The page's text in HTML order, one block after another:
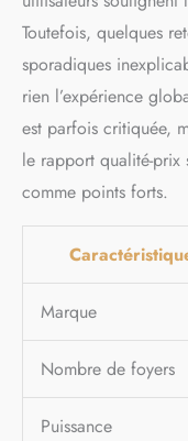
Toutefois, quelques
sporadiques
rien l’expérience
est parfois critiquée,
le rapport qualité-prix
comme points forts.
Marque
Nombre de foyers
Puissance